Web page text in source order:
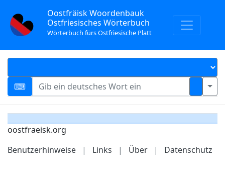
Oostfräisk Woordenbauk
Ostfriesisches Wörterbuch
Wörterbuch fürs Ostfriesische Platt
oostfraeisk.org
Benutzerhinweise
| Links | Über | Datenschutz